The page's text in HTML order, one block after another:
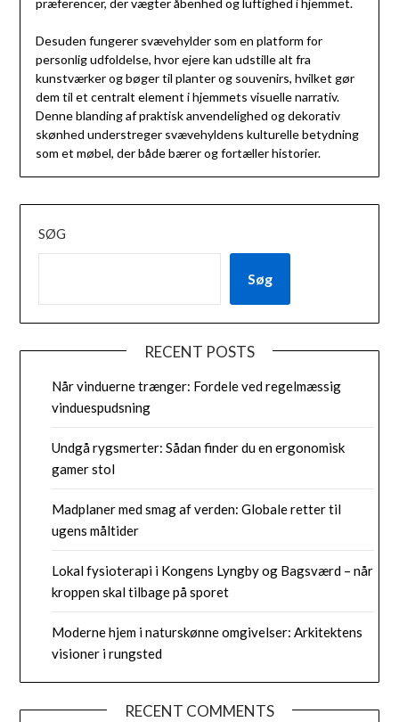
præferencer, der vægter åbenhed og luftighed i hjemmet.
Desuden fungerer svævehylder som en platform for
personlig udfoldelse, hvor ejere kan udstille alt fra
kunstværker og bøger til planter og souvenirs, hvilket gør
dem til et centralt element i hjemmets visuelle narrativ.
Denne blanding af praktisk anvendelighed og dekorativ
skønhed understreger svævehyldens kulturelle betydning
som et møbel, der både bærer og fortæller historier.
SØG
Søg
RECENT POSTS
Når vinduerne trænger: Fordele ved regelmæssig
vinduespudsning
Undgå rygsmerter: Sådan finder du en ergonomisk
gamer stol
Madplaner med smag af verden: Globale retter til
ugens måltider
Lokal fysioterapi i Kongens Lyngby og Bagsværd – når
kroppen skal tilbage på sporet
Moderne hjem i naturskønne omgivelser: Arkitektens
visioner i rungsted
RECENT COMMENTS